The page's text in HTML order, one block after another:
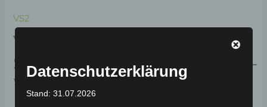
VS2
VS2 LINKER
SCHWINGENABDECKUNG-
WEISS
Datenschutzerklärung
Stand: 31.07.2026